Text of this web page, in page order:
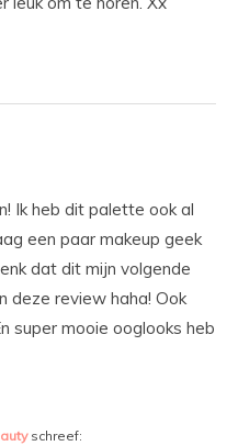
Ik heb dit palette ook al
een paar makeup geek
dat dit mijn volgende
deze review haha! Ook
super mooie ooglooks heb
schreef: